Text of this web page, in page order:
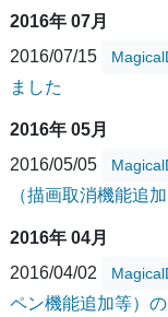
2016年 07月
2016/07/15
ました
2016年 05月
2016/05/05
（描画取消機能追加
2016年 04月
2016/04/02
ペン機能追加等）